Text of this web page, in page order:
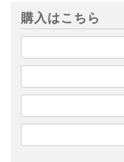
購入はこちら